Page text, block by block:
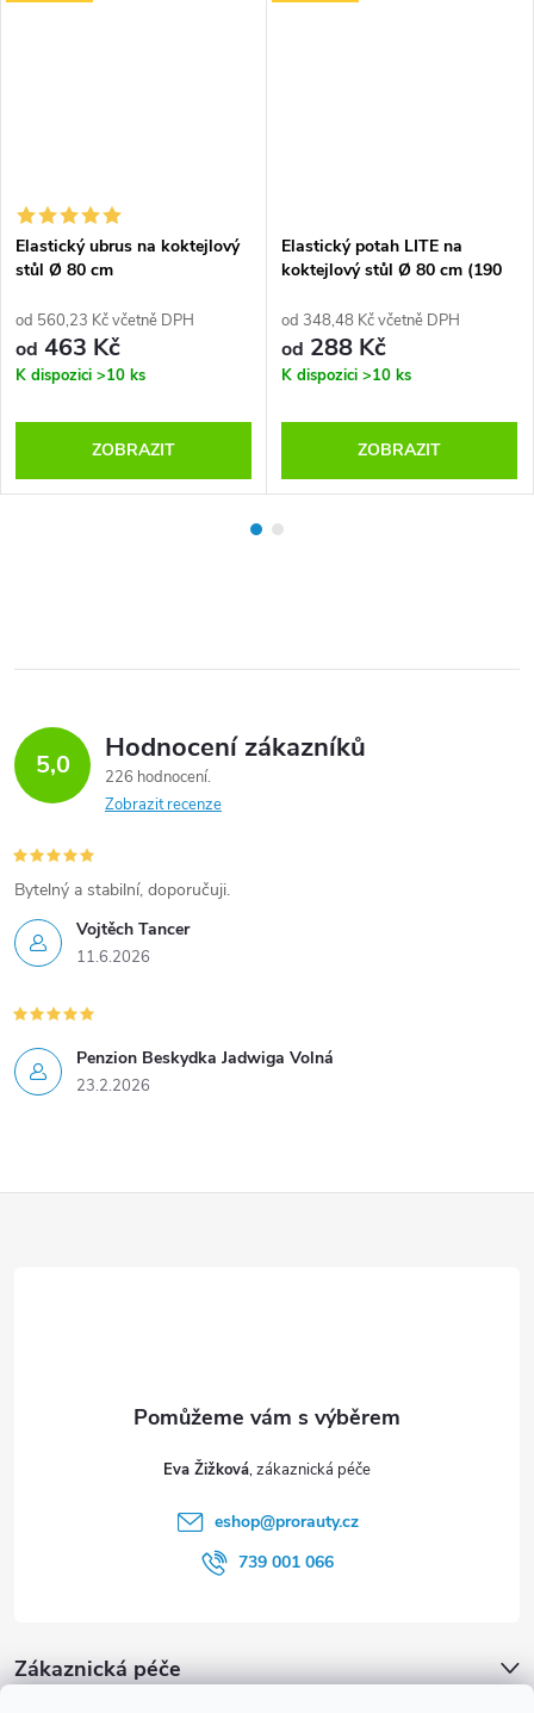
Elastický ubrus na koktejlový
stůl Ø 80 cm
od 560,23 Kč včetně DPH
od 463 Kč
K dispozici >10 ks
ZOBRAZIT
Elastický potah LITE na
koktejlový stůl Ø 80 cm (190
od 348,48 Kč včetně DPH
od 288 Kč
K dispozici >10 ks
ZOBRAZIT
5,0 Hodnocení zákazníků
226 hodnocení
Zobrazit recenze
Vojtěch Tancer
11.6.2026
Bytelný a stabilní, doporučuji.
Penzion Beskydka Jadwiga Volná
23.2.2026
Zákaznická péče
Eva Žižková
eshop@prorauty.cz
739 001 066